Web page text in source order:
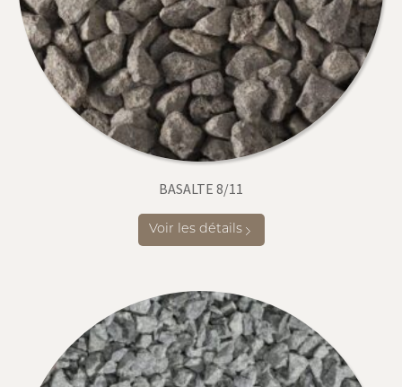
BASALTE 8/11
Voir les détails